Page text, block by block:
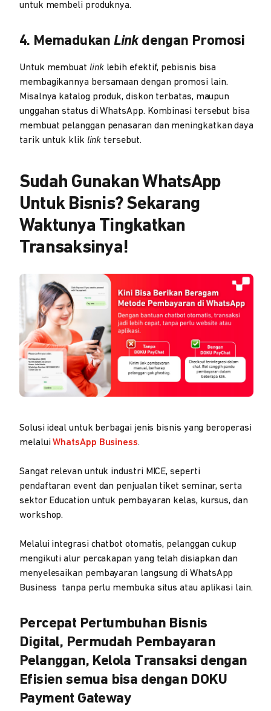
untuk membeli produknya.
4. MemadukanLink dengan Promosi
Untuk membuat link lebih efektif, pebisnis bisa
membagikannya bersamaan dengan promosi lain.
Misalnya katalog produk, diskon terbatas, maupun
unggahan status di WhatsApp. Kombinasi tersebut bisa
membuat pelanggan penasaran dan meningkatkan daya
tarik untuk klik link tersebut.
Sudah Gunakan WhatsApp
Untuk Bisnis? Sekarang
Waktunya Tingkatkan
Transaksinya!
Solusi ideal untuk berbagai jenis bisnis yang beroperasi
melaluiWhatsApp Business.
Sangat relevan untuk industri MICE, seperti
pendaftaran event dan penjualan tiket seminar, serta
sektor Education untuk pembayaran kelas, kursus, dan
workshop.
Melalui integrasi chatbot otomatis, pelanggan cukup
mengikuti alur percakapan yang telah disiapkan dan
menyelesaikan pembayaran langsung di WhatsApp
Business tanpa perlu membuka situs atau aplikasi lain.
Percepat Pertumbuhan Bisnis
Digital, Permudah Pembayaran
Pelanggan, Kelola Transaksi dengan
Efisien semua bisa dengan DOKU
Payment Gateway